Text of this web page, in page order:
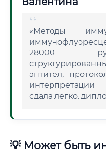
«Методы
28000
антител,
интерпретации
сдала легко,
💡 Может быть